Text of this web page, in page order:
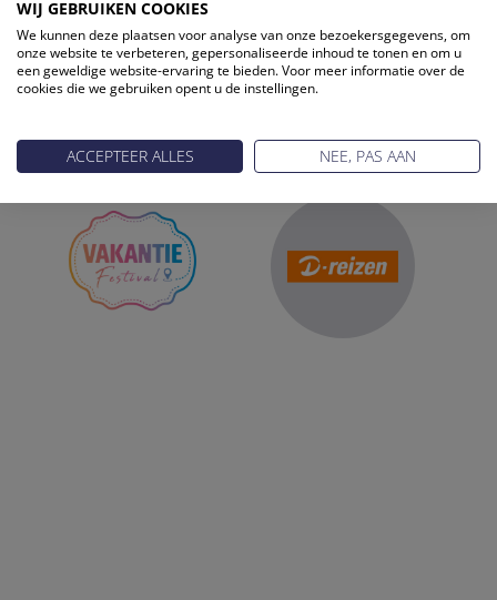
ONZE PARTNERS
WIJ GEBRUIKEN COOKIES
We kunnen deze plaatsen voor analyse van onze bezoekersgegevens, om
onze website te verbeteren, gepersonaliseerde inhoud te tonen en om u
een geweldige website-ervaring te bieden. Voor meer informatie over de
cookies die we gebruiken opent u de instellingen.
ACCEPTEER ALLES NEE, PAS AAN